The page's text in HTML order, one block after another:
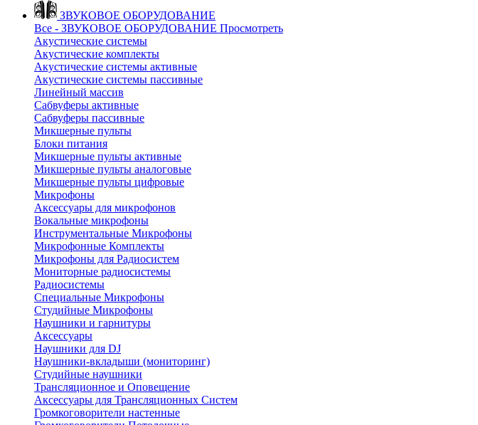
ЗВУКОВОЕ ОБОРУДОВАНИЕ
Все - ЗВУКОВОЕ ОБОРУДОВАНИЕ Просмотреть
Акустические системы
Акустические комплекты
Акустические системы активные
Акустические системы пассивные
Линейный массив
Сабвуферы активные
Сабвуферы пассивные
Микшерные пульты
Блоки питания
Микшерные пульты активные
Микшерные пульты аналоговые
Микшерные пульты цифровые
Микрофоны
Аксессуары для микрофонов
Вокальные микрофоны
Инструментальные Микрофоны
Микрофонные Комплекты
Микрофоны для Радиосистем
Мониторные радиосистемы
Радиосистемы
Специальные Микрофоны
Студийные Микрофоны
Наушники и гарнитуры
Аксессуары
Наушники для DJ
Наушники-вкладыши (мониторинг)
Студийные наушники
Трансляционное и Оповещение
Аксессуары для Трансляционных Систем
Громкоговорители настенные